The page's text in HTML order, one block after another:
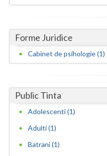
Gorj
Ialomita
Iasi
Ilfov
Maramures
Forme Juridice
Cabinet de psihologie (1)
Public Tinta
Adolescenti (1)
Adulti (1)
Batrani (1)